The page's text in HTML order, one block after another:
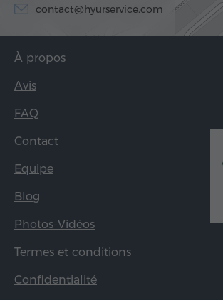
contact@hyurservice.com
À propos
Avis
FAQ
Contact
Equipe
Blog
Photos-Vidéos
Termes et conditions
Confidentialité